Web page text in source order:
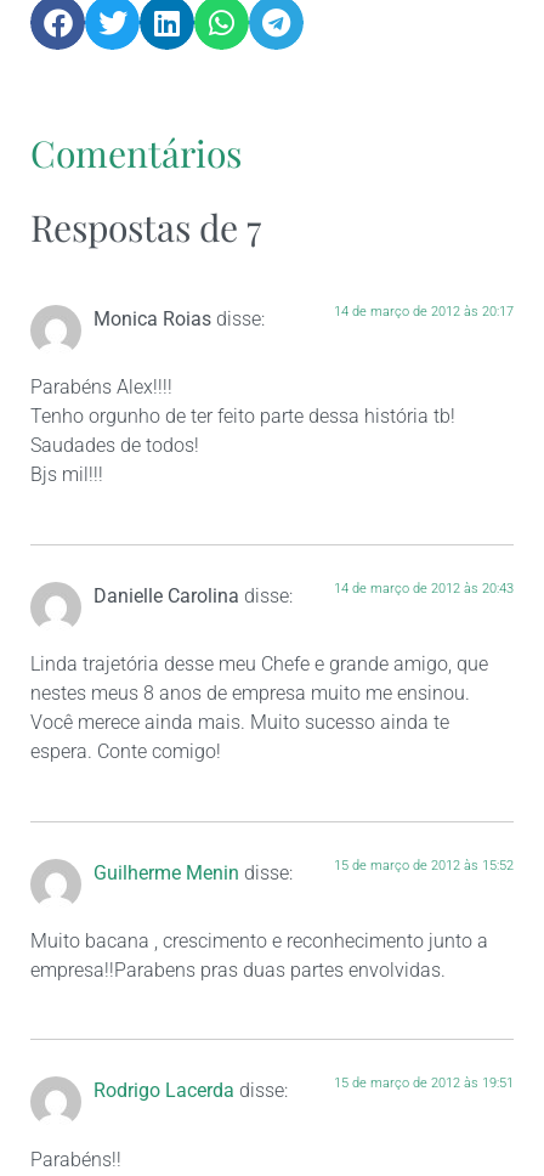
Comentários
Respostas de 7
Monica Roias disse: 14 de março de 2012 às 20:17
Parabéns Alex!!!!
Tenho orgunho de ter feito parte dessa história tb!
Saudades de todos!
Bjs mil!!!
Danielle Carolina disse: 14 de março de 2012 às 20:43
Linda trajetória desse meu Chefe e grande amigo, que
nestes meus 8 anos de empresa muito me ensinou.
Você merece ainda mais. Muito sucesso ainda te
espera. Conte comigo!
Guilherme Menin disse: 15 de março de 2012 às 15:52
Muito bacana , crescimento e reconhecimento junto a
empresa!!Parabens pras duas partes envolvidas.
Rodrigo Lacerda disse: 15 de março de 2012 às 19:51
Parabéns!!